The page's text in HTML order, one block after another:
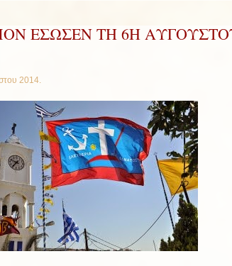
ΕΣΩΣΕΝ ΤΗ 6Η
2014.